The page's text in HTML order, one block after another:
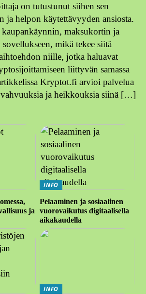
on tutustunut siihen sen
ja helpon käytettävyyden ansiosta.
maksukortin ja
mikä tekee siitä
niille, jotka haluavat
liittyvän samassa
Kryptot.fi arvioi palvelua
ja heikkouksia siinä […]
ja
INFO
Pelaaminen ja sosiaalinen
vuorovaikutus digitaalisella
aikakaudella
INFO